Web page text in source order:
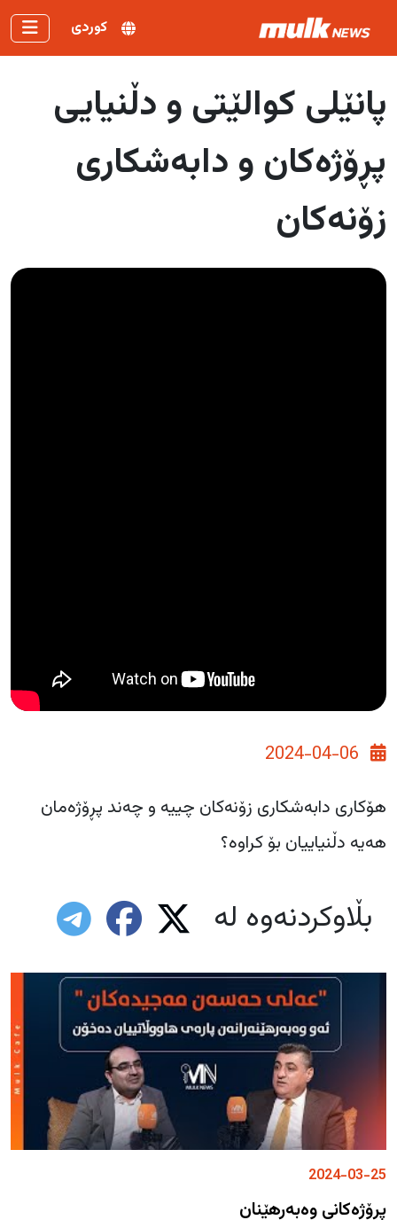
کوردی
پانێلی کوالێتی و دڵنیایی
پڕۆژەکان و دابەشکاری
زۆنەکان
هۆکاری دابەشکاری زۆنەکان چییە و چەند پڕۆژەمان
هەیە دڵنیاییان بۆ کراوە؟
بڵاوکردنەوە لە
2024-03-25
پڕۆژەکانی وەبەرهێنان